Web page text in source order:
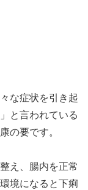
な症状を引き起
と言われている
の要です。
え、腸内を正常
境になると下痢